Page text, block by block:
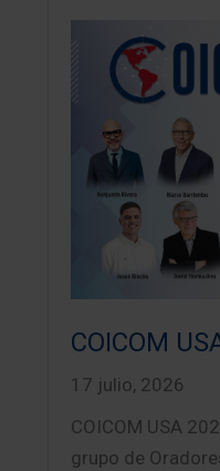
COICOM
17 julio, 2026
COICOM USA
grupo de